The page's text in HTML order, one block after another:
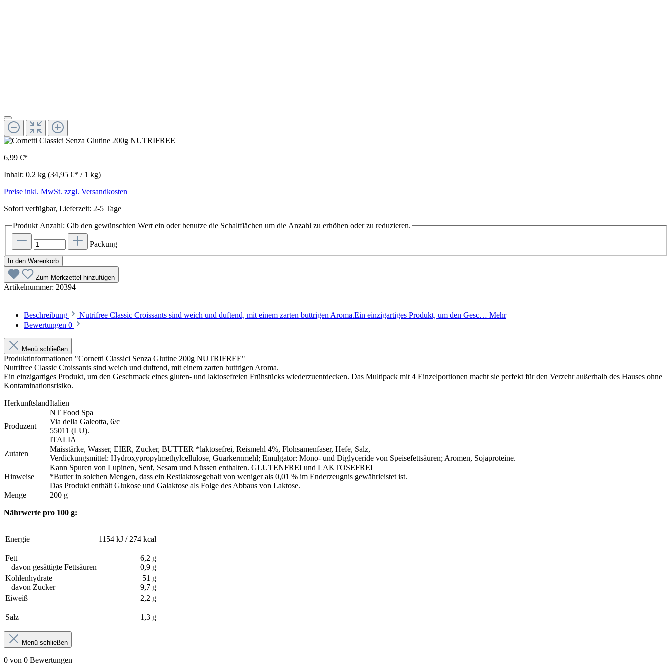
6,99 €*
Inhalt: 0.2 kg (34,95 €* / 1 kg)
Preise inkl. MwSt. zzgl. Versandkosten
Sofort verfügbar, Lieferzeit: 2-5 Tage
Produkt Anzahl: Gib den gewünschten Wert ein oder benutze die Schaltflächen um die Anzahl zu erhöhen oder zu reduzieren.
Packung
In den Warenkorb
Zum Merkzettel hinzufügen
Artikelnummer: 20394
Beschreibung Nutrifree Classic Croissants sind weich und duftend, mit einem zarten buttrigen Aroma.Ein einzigartiges Produkt, um den Gesc… Mehr
Bewertungen 0
Menü schließen
Produktinformationen "Cornetti Classici Senza Glutine 200g NUTRIFREE"
Nutrifree Classic Croissants sind weich und duftend, mit einem zarten buttrigen Aroma.
Ein einzigartiges Produkt, um den Geschmack eines gluten- und laktosefreien Frühstücks wiederzuentdecken. Das Multipack mit 4 Einzelportionen macht sie perfekt für den Verzehr außerhalb des Hauses ohne
Kontaminationsrisiko.
HerkunftslandItalien
Produzent
NT Food Spa
Via della Galeotta, 6/c
55011 (LU).
ITALIA
Zutaten
Maisstärke, Wasser, EIER, Zucker, BUTTER *laktosefrei, Reismehl 4%, Flohsamenfaser, Hefe, Salz,
Verdickungsmittel: Hydroxypropylmethylcellulose, Guarkernmehl; Emulgator: Mono- und Diglyceride von Speisefettsäuren; Aromen, Sojaproteine.
Hinweise
Kann Spuren von Lupinen, Senf, Sesam und Nüssen enthalten. GLUTENFREI und LAKTOSEFREI
*Butter in solchen Mengen, dass ein Restlaktosegehalt von weniger als 0,01 % im Enderzeugnis gewährleistet ist.
Das Produkt enthält Glukose und Galaktose als Folge des Abbaus von Laktose.
Menge
200 g
Nährwerte pro 100 g:
Energie 1154 kJ / 274 kcal
Fett
davon gesättigte Fettsäuren
6,2 g
0,9 g
Kohlenhydrate
davon Zucker
51 g
9,7 g
Eiweiß
2,2 g
Salz 1,3 g
Menü schließen
0 von 0 Bewertungen